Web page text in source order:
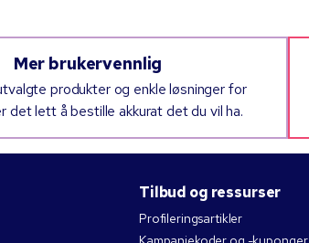
Mer brukervennlig
produkter og enkle løsninger for
det lett å bestille akkurat det du vil ha.
Tilbud og ressurser
Profileringsartikler